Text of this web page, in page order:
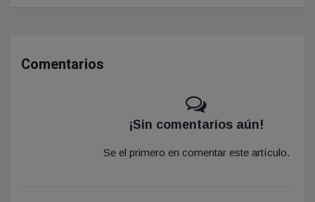
Comentarios
¡Sin comentarios aún!
Se el primero en comentar este artículo.